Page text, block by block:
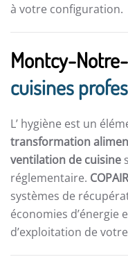
à votre configuration.
Montcy-
cuisines
L’ hygiène est un
transformation
ventilation de cuisine
réglementaire.
systèmes de
économies d’énergie
d’exploitation de